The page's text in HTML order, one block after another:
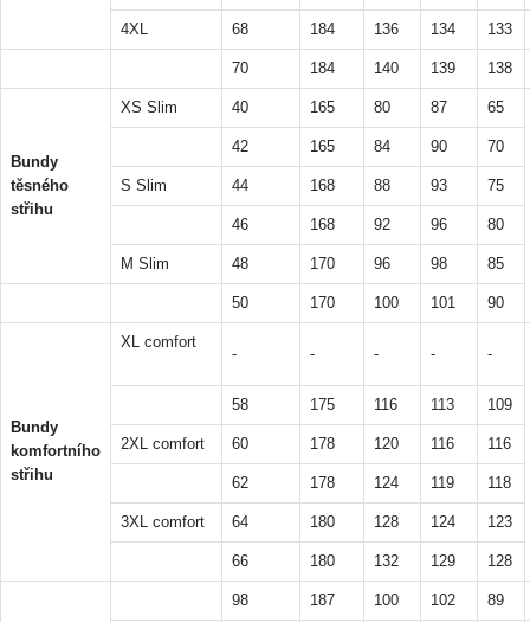
4XL 68 184 136 134 133
70 184 140 139 138
Bundy
těsného
střihu
XS Slim 40 165 80 87 65
42 165 84 90 70
S Slim 44 168 88 93 75
46 168 92 96 80
M Slim 48 170 96 98 85
50 170 100 101 90
Bundy
komfortního
střihu
XL comfort
- - - - -
58 175 116 113 109
2XL comfort 60 178 120 116 116
62 178 124 119 118
3XL comfort 64 180 128 124 123
66 180 132 129 128
98 187 100 102 89